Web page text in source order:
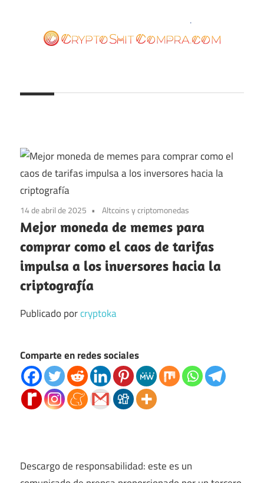
contenido
14 de abril de 2025 Altcoins y criptomonedas
Mejor moneda de memes para
comprar como el caos de tarifas
impulsa a los inversores hacia la
criptografía
Publicado porcryptoka
Comparte en redes sociales
Descargo de responsabilidad: este es un